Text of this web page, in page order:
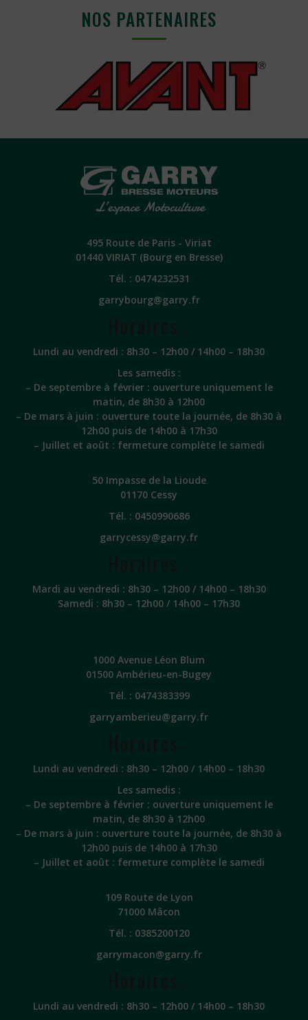
NOS PARTENAIRES
495 Route de Paris - Viriat
01440 VIRIAT (Bourg en Bresse)
Tél. : 0474232531
garrybourg@garry.fr
Lundi au vendredi : 8h30 – 12h00 / 14h00 – 18h30
Les samedis :
– De septembre à février : ouverture uniquement le
matin, de 8h30 à 12h00
– De mars à juin : ouverture toute la journée, de 8h30 à
12h00 puis de 14h00 à 17h30
– Juillet et août : fermeture complète le samedi
50 Impasse de la Lioude
01170 Cessy
Tél. : 0450990686
garrycessy@garry.fr
Mardi au vendredi : 8h30 – 12h00 / 14h00 – 18h30
Samedi : 8h30 – 12h00 / 14h00 – 17h30
1000 Avenue Léon Blum
01500 Ambérieu-en-Bugey
Tél. : 0474383399
garryamberieu@garry.fr
Lundi au vendredi : 8h30 – 12h00 / 14h00 – 18h30
Les samedis :
– De septembre à février : ouverture uniquement le
matin, de 8h30 à 12h00
– De mars à juin : ouverture toute la journée, de 8h30 à
12h00 puis de 14h00 à 17h30
– Juillet et août : fermeture complète le samedi
109 Route de Lyon
71000 Mâcon
Tél. : 0385200120
garrymacon@garry.fr
Lundi au vendredi : 8h30 – 12h00 / 14h00 – 18h30